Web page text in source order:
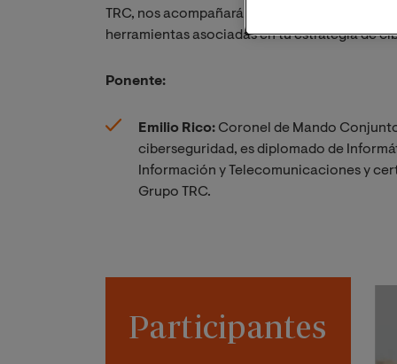
TRC, nos acompañará en una demo 100%
herramientas asociadas en tu estrategia de
Ponente:
Emilio Rico: Coronel de Mando
ciberseguridad, es diplomado de
Información y Telecomunicaciones y
Grupo TRC.
Participantes